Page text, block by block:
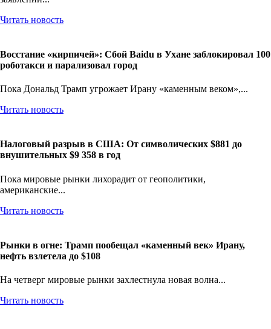
Читать новость
Восстание «кирпичей»: Сбой Baidu в Ухане заблокировал 100
роботакси и парализовал город
Пока Дональд Трамп угрожает Ирану «каменным веком»,...
Читать новость
Налоговый разрыв в США: От символических $881 до
внушительных $9 358 в год
Пока мировые рынки лихорадит от геополитики,
американские...
Читать новость
Рынки в огне: Трамп пообещал «каменный век» Ирану,
нефть взлетела до $108
На четверг мировые рынки захлестнула новая волна...
Читать новость